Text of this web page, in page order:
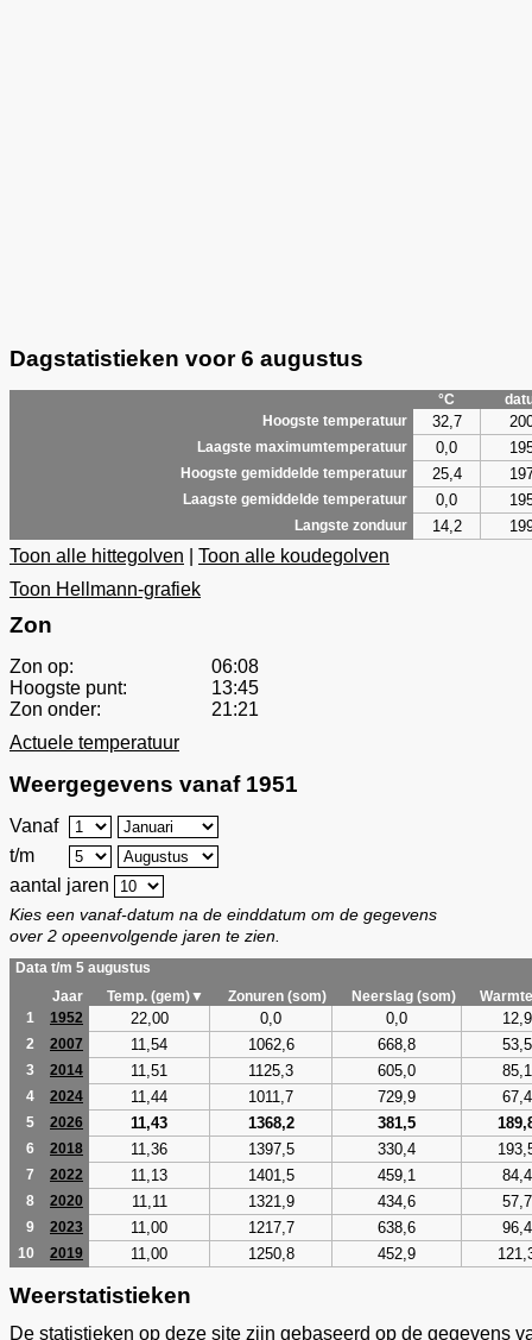
Dagstatistieken voor 6 augustus
°C
Hoogste temperatuur
32,7
Laagste maximumtemperatuur 0,0
Hoogste gemiddelde temperatuur 25,4
Laagste gemiddelde temperatuur 0,0
Langste zonduur 14,2
Toon alle hittegolven
Toon alle koudegolven
Toon Hellmann-grafiek
Zon
Zon op:
06:08
Hoogste punt:
13:45
Zon onder:
21:21
Actuele temperatuur
Weergegevens vanaf 1951
Vanaf
t/m
aantal jaren
Kies een vanaf-datum na de einddatum om de gegevens
over 2 opeenvolgende jaren te zien.
Data t/m 5 augustus
Jaar
Temp. (gem)▼ Zonuren (som) Neerslag (som)
1
1952 22,00 0,0 0,0 12,9
2 2007 11,54 1062,6 668,8 53,5
3 2014 11,51 1125,3 605,0 85,1
4 2024 11,44 1011,7 729,9 67,4
5 2026 11,43 1368,2 381,5
6 2018 11,36 1397,5 330,4
7 2022 11,13 1401,5 459,1 84,4
8 2020 11,11 1321,9 434,6 57,7
9 2023 11,00 1217,7 638,6 96,4
10 2019 11,00 1250,8 452,9
Weerstatistieken
De statistieken op deze site zijn gebaseerd op de gegevens